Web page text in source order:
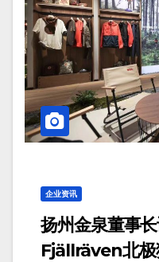
企业资讯
扬州金泉董事
Fjällräven北极